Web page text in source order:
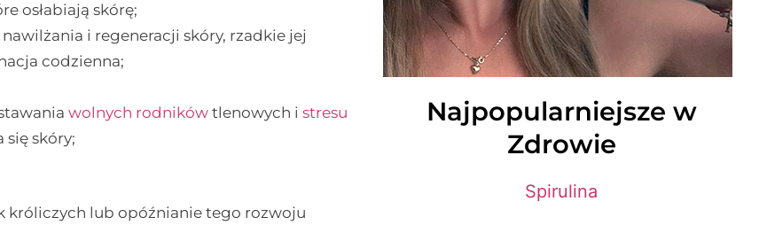
osłabiają skórę;
i regeneracji skóry, rzadkie jej
codzienna;
wolnych rodników tlenowych i stresu
się skóry;
króliczych lub opóźnianie tego rozwoju
Najpopularniejsze w
Zdrowie
Spirulina